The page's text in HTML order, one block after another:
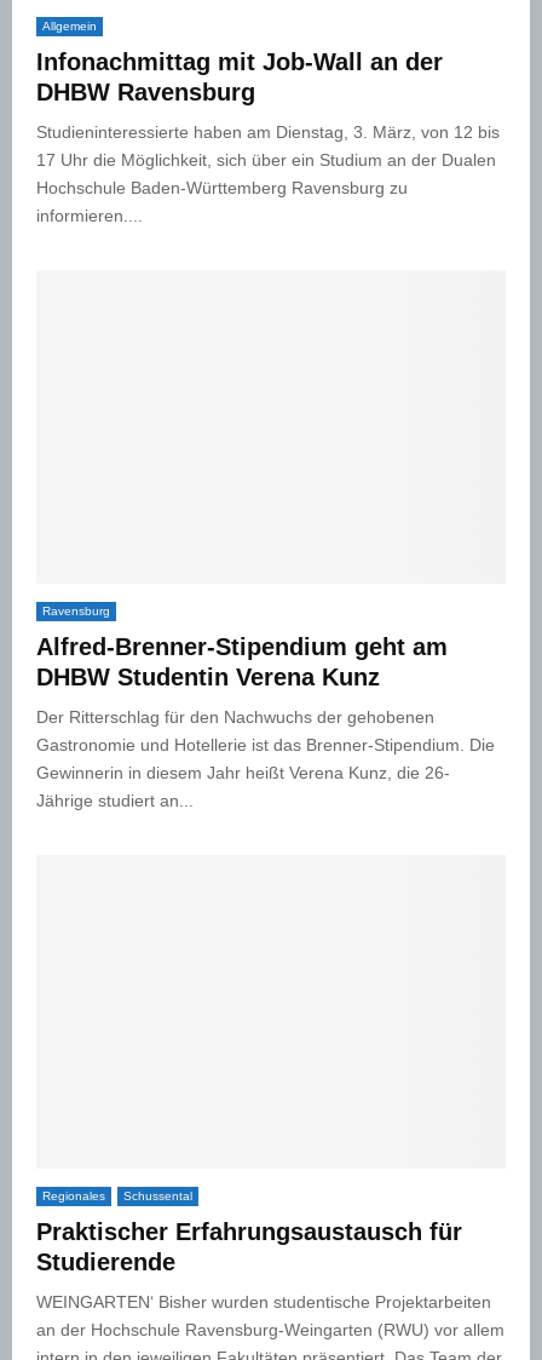
Allgemein
Infonachmittag mit Job-Wall an der
DHBW Ravensburg
Studieninteressierte haben am Dienstag, 3. März, von 12 bis
17 Uhr die Möglichkeit, sich über ein Studium an der Dualen
Hochschule Baden-Württemberg Ravensburg zu
informieren....
Ravensburg
Alfred-Brenner-Stipendium geht am
DHBW Studentin Verena Kunz
Der Ritterschlag für den Nachwuchs der gehobenen
Gastronomie und Hotellerie ist das Brenner-Stipendium. Die
Gewinnerin in diesem Jahr heißt Verena Kunz, die 26-
Jährige studiert an...
Regionales Schussental
Praktischer Erfahrungsaustausch für
Studierende
WEINGARTEN‘ Bisher wurden studentische Projektarbeiten
an der Hochschule Ravensburg-Weingarten (RWU) vor allem